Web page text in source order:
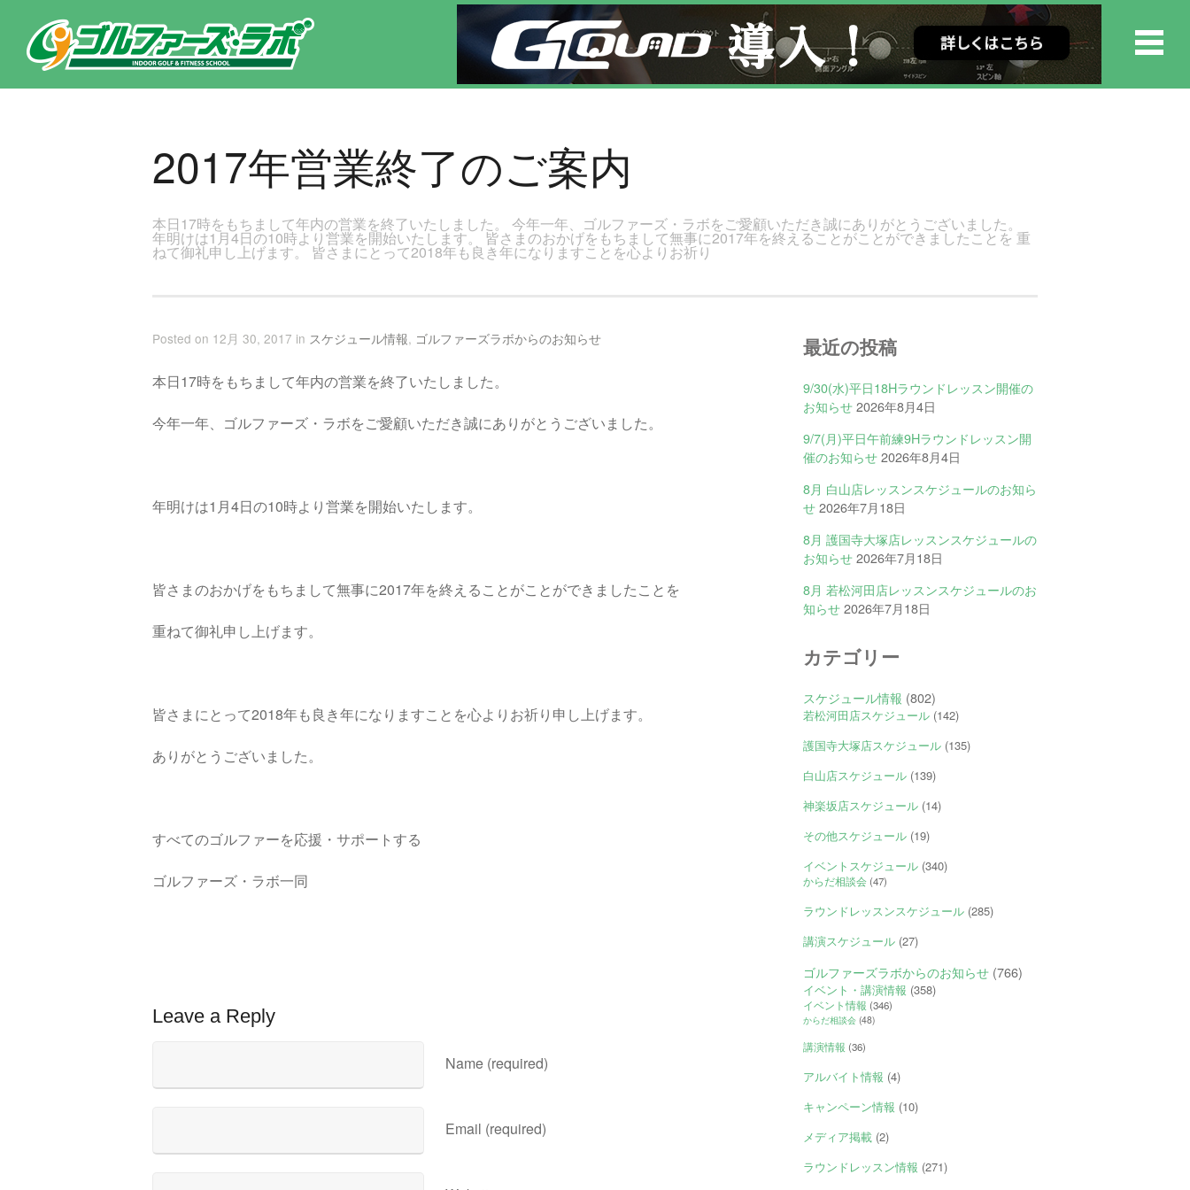
東京都新宿区・文京区ゴルフレッスンのゴルファーズ・ラボ » 2017年営業終了のご案内のページです。新宿区、若松河田で気軽にゴルフレッスン！
2017年営業終了のご案内
本日17時をもちまして年内の営業を終了いたしました。 今年一年、ゴルファーズ・ラボをご愛顧いただき誠にありがとうございました。
年明けは1月4日の10時より営業を開始いたします。 皆さまのおかげをもちまして無事に2017年を終えることがことができましたことを 重
ねて御礼申し上げます。 皆さまにとって2018年も良き年になりますことを心よりお祈り
Posted on 12月 30, 2017 in スケジュール情報, ゴルファーズラボからのお知らせ
本日17時をもちまして年内の営業を終了いたしました。
今年一年、ゴルファーズ・ラボをご愛顧いただき誠にありがとうございました。
年明けは1月4日の10時より営業を開始いたします。
皆さまのおかげをもちまして無事に2017年を終えることがことができましたことを
重ねて御礼申し上げます。
皆さまにとって2018年も良き年になりますことを心よりお祈り申し上げます。
ありがとうございました。
すべてのゴルファーを応援・サポートする
ゴルファーズ・ラボ一同
Leave a Reply
Name (required)
Email (required)
最近の投稿
9/30(水)平日18Hラウンドレッスン開催の
お知らせ2026年8月4日
9/7(月)平日午前練9Hラウンドレッスン開
催のお知らせ2026年8月4日
8月 白山店レッスンスケジュールのお知ら
せ2026年7月18日
8月 護国寺大塚店レッスンスケジュールの
お知らせ2026年7月18日
8月 若松河田店レッスンスケジュールのお
知らせ2026年7月18日
カテゴリー
スケジュール情報 (802)
若松河田店スケジュール (142)
護国寺大塚店スケジュール (135)
白山店スケジュール (139)
神楽坂店スケジュール (14)
その他スケジュール (19)
イベントスケジュール (340)
からだ相談会 (47)
ラウンドレッスンスケジュール (285)
講演スケジュール (27)
ゴルファーズラボからのお知らせ (766)
イベント・講演情報 (358)
イベント情報 (346)
からだ相談会 (48)
講演情報 (36)
アルバイト情報 (4)
キャンペーン情報 (10)
メディア掲載 (2)
ラウンドレッスン情報 (271)